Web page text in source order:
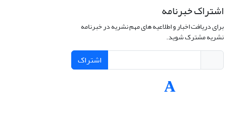
اشتراک خبرنامه
برای دریافت اخبار و اطلاعیه های مهم نشریه در خبرنامه
نشریه مشترک شوید.
اشتراک